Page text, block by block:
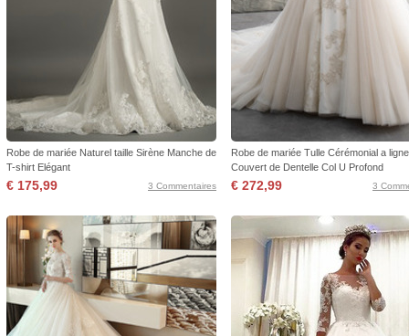
Robe de mariée Naturel taille Sirène Manche de
T-shirt Elégant
€ 175,99 3 Commentaires
Robe de mariée Tulle Cérémonial a ligne
Couvert de Dentelle Col U Profond
€ 272,99 3